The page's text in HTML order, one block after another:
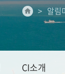
알림
CI소개